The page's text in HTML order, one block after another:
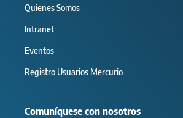
Quienes Somos
Intranet
Eventos
Registro Usuarios Mercurio
Comuníquese con nosotros